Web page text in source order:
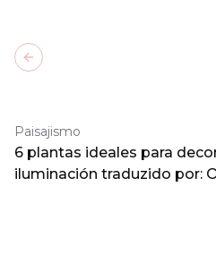
Paisajismo
6 plantas ideales para
iluminación traduzido por:
Previous slide